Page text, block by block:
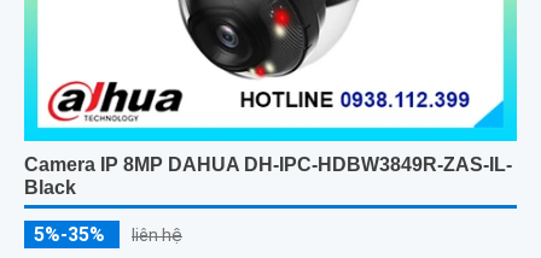
Camera IP 8MP DAHUA DH-IPC-HDBW3849R-ZAS-IL-
Black
5%-35% liên hệ